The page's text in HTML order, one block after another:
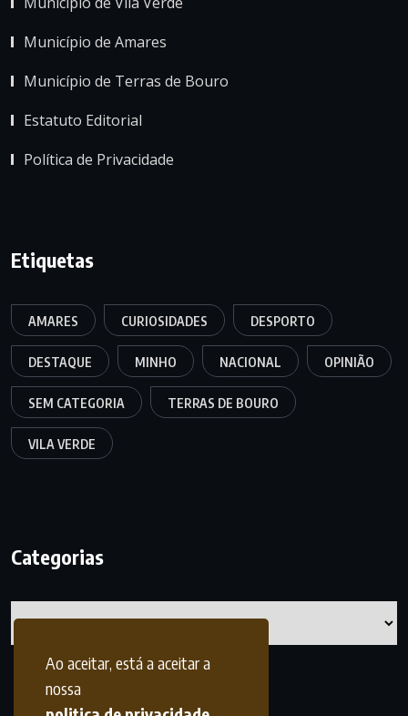
Ao aceitar, está a aceitar a
nossa
Município de Amares
Município de Terras de Bouro
Estatuto Editorial
Política de Privacidade
Etiquetas
AMARES CURIOSIDADES DESPORTO
DESTAQUE MINHO NACIONAL OPINIÃO
SEM CATEGORIA TERRAS DE BOURO
VILA VERDE
Categorias